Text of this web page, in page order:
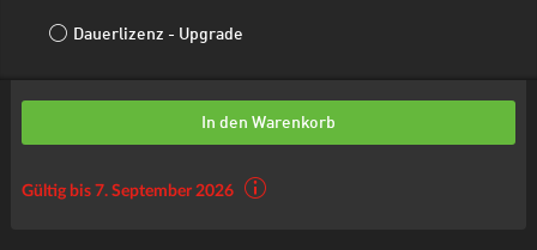
Dauerlizenz - Upgrade
In den Warenkorb
Gültig bis 7. September 2026